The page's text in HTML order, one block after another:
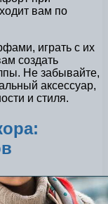
вам по
играть с их
создать
Не забывайте,
аксессуар,
и стиля.